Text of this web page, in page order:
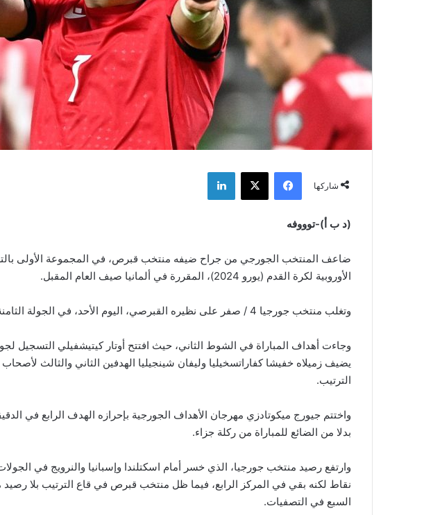
شاركها
فيسبوك ‫X لينكدإن
(د ب أ)-توووفه
ضاعف المنتخب الجورجي من جراح ضيفه منتخب قبرص، في المجموعة الأولى
الأوروبية لكرة القدم (يورو 2024)، المقررة في ألمانيا صيف العام المقبل.
وتغلب منتخب جورجيا 4 / صفر على نظيره القبرصي، اليوم الأحد، في الجولة الثامنة بالمجموعة.
الترتيب.
واختتم جيورج ميكوتادزي مهرجان الأهداف الجورجية بإحرازه الهدف الرابع في
بدلا من الضائع للمباراة من ركلة جزاء.
نقاط لكنه بقي في المركز الرابع، فيما ظل منتخب قبرص في قاع الترتيب بلا رصيد
السبع في التصفيات.